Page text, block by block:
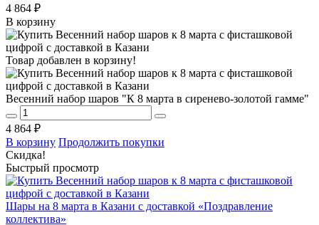
4 864 ₽
В корзину
Товар добавлен в корзину!
Весенний набор шаров "К 8 марта в сиренево-золотой гамме"
4 864 ₽
В корзину Продолжить покупки
Скидка!
Быстрый просмотр
Шары на 8 марта в Казани с доставкой «Поздравление
коллектива»